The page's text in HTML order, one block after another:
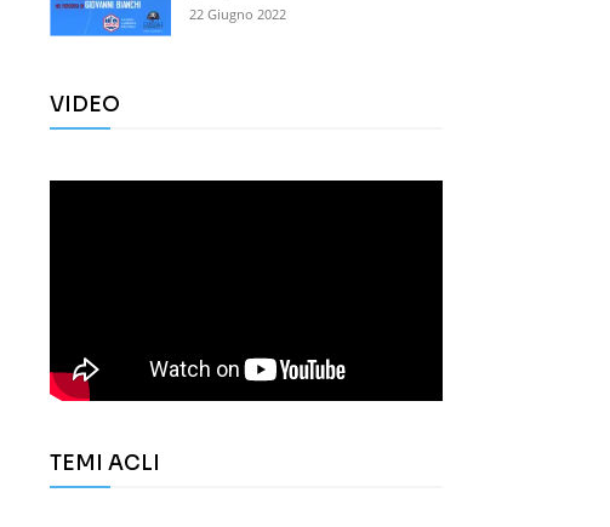
22 Giugno 2022
VIDEO
TEMI ACLI